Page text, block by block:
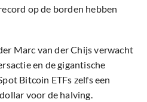
op de borden hebben
Marc van der Chijs verwacht
en de gigantische
Bitcoin ETFs zelfs een
voor de halving.